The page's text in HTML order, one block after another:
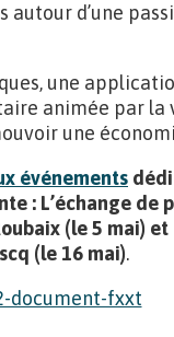
d’une
une
animée par la
une
événements
: L’échange de
(le 5 mai)
(le 16 mai).